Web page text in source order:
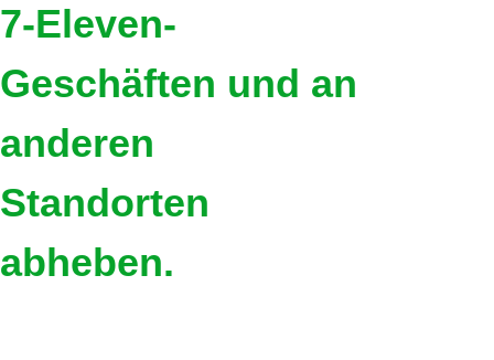
7-Eleven-
Geschäften und an
anderen
Standorten
abheben.